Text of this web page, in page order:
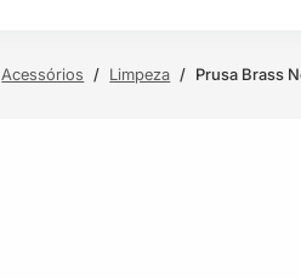
Acessórios / Limpeza / Prusa Brass